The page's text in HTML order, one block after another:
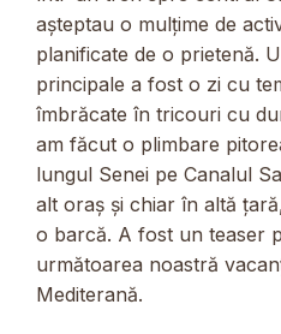
așteptau o mulțime de
planificate de o prietenă.
principale a fost o zi cu
îmbrăcate în tricouri cu
am făcut o plimbare
lungul Senei pe Canalul
alt oraș și chiar în altă
o barcă. A fost un teaser
următoarea noastră
Mediterană.